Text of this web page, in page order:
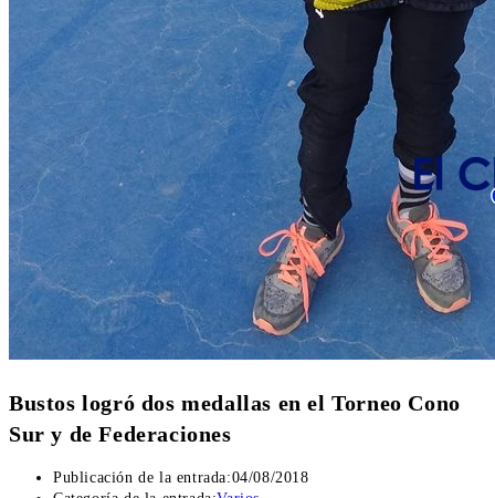
Bustos logró dos medallas en el Torneo Cono
Sur y de Federaciones
Publicación de la entrada:04/08/2018